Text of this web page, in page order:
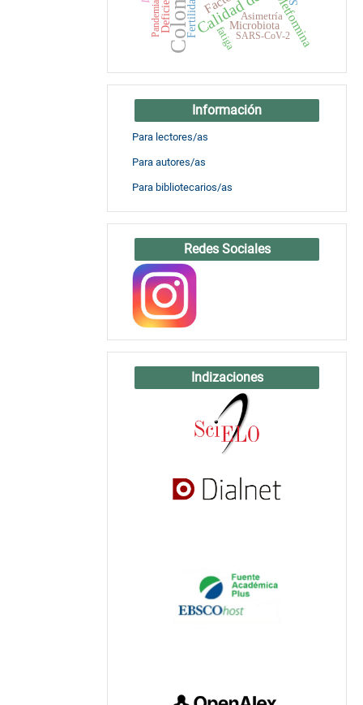
Metformina
Microbiota
Fertilidad fatiga
Asimetría
SARS-CoV-2
Pandemia
Información
Para lectores/as
Para autores/as
Para bibliotecarios/as
Redes Sociales
Indizaciones